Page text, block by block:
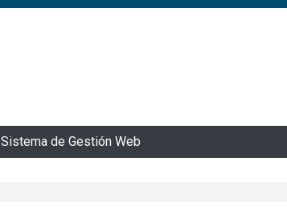
Sistema de Gestión Web